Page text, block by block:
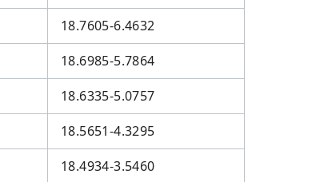
18.7605-6.4632
18.6985-5.7864
18.6335-5.0757
18.5651-4.3295
18.4934-3.5460